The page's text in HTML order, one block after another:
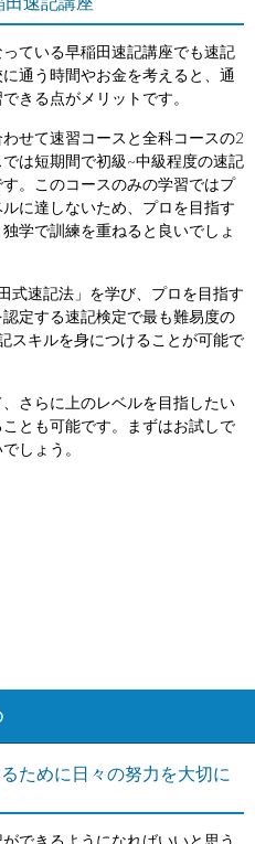
ている早稲田速記講座でも速記
通う時間やお金を考えると、通
きる点がメリットです。
せて速習コースと全科コースの2
は短期間で初級~中級程度の速記
。このコースのみの学習ではプ
に達しないため、プロを目指す
学で訓練を重ねると良いでしょ
式速記法」を学び、プロを目指す
定する速記検定で最も難易度の
スキルを身につけることが可能で
さらに上のレベルを目指したい
とも可能です。まずはお試しで
しょう。
ために日々の努力を大切に